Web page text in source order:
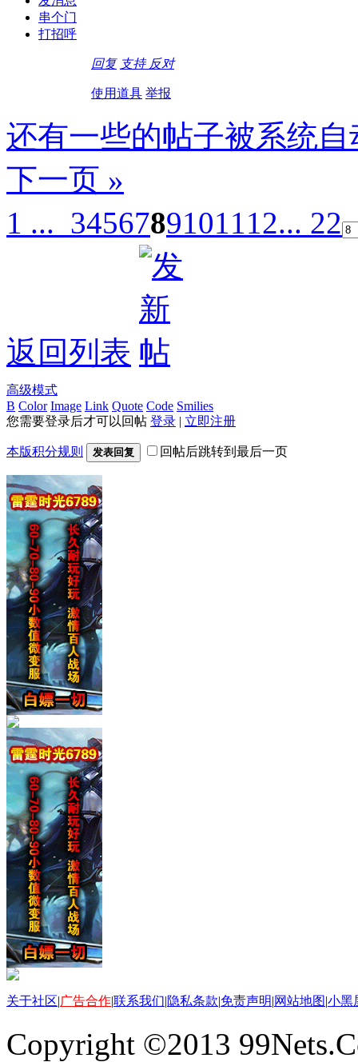
串个门
打招呼
回复 支持 反对
使用道具 举报
还有一些的帖子被系统
下一页 »
1 ... 3456789101112... 22
返回列表
高级模式
B Color Image Link Quote Code Smilies
您需要登录后才可以回帖 登录 | 立即注册
本版积分规则 发表回复 回帖后跳转到最后一页
关于社区|广告合作|联系我们|隐私条款|免责声明|网站地图|小黑
Copyright ©2013